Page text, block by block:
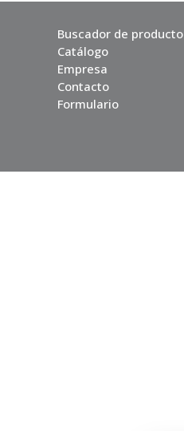
Buscador de producto
Catálogo
Empresa
Contacto
Formulario